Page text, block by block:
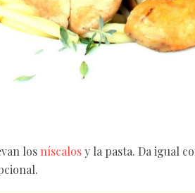
los níscalosy la pasta. Da igual